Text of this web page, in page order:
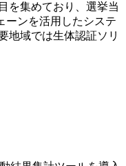
を集めており、選挙当
ーンを活用したシステ
地域では生体認証ソリ